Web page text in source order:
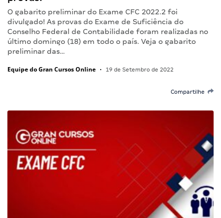
O gabarito preliminar do Exame CFC 2022.2 foi
divulgado! As provas do Exame de Suficiência do
Conselho Federal de Contabilidade foram realizadas no
último domingo (18) em todo o país. Veja o gabarito
preliminar das…
Equipe do Gran Cursos Online • 19 de Setembro de 2022
Compartilhe